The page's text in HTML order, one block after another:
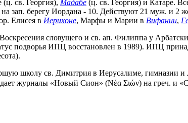
св. Георгия), Мадабе (ц. св. Георгия) и Катаре.
зап. берегу Иордана - 10. Действуют 21 муж. и 2
Елисея в Иерихоне, Марфы и Марии в Вифании,
словущего и св. ап. Филиппа у
подворья ИПЦ восстановлен в 1989). ИПЦ
школу св. Димитрия в Иерусалиме, гимназии
журналы «Новый Сион» (Νέα Σιών) на греч. и